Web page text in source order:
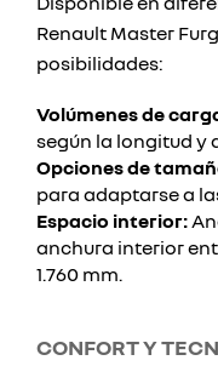
Renault Master
posibilidades:
Volúmenes de
según la longitud y
Opciones de
para adaptarse a
Espacio interior:
anchura interior
1.760 mm.
CONFORT Y